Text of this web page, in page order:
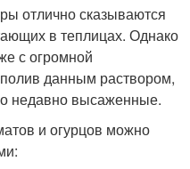
отлично сказываются
в теплицах. Однако
с огромной
данным раствором,
недавно высаженные.
и огурцов можно